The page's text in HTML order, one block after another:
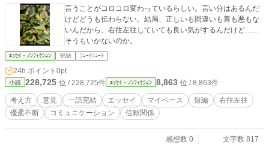
言うことがコロコロ変わっているらしい。言い分はあるんだ
けどどうも伝わらない。結局、正しいも間違いも善も悪もな
いんだから、右往左往していても良い気がするんだけど……
そうもいかないのか。
ｴｯｾｲ・ﾉﾝﾌｨｸｼｮﾝ 完結 ｼｮｰﾄｼｮｰﾄ
24h.ポイント 0pt
小説 228,725 位 / 228,725件 ｴｯｾｲ・ﾉﾝﾌｨｸｼｮﾝ 8,863 位 / 8,863件
考え方 意見 一話完結 エッセイ マイペース 短編
右往左往
優柔不断
コミュニケーション 信頼関係
感想数 0
文字数 817